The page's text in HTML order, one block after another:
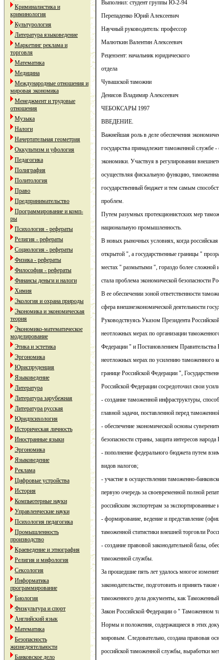
Криминалистика и
криминология
Культурология
Литература языковедение
Маркетинг реклама и
торговля
Математика
Медицина
Международные отношения и
мировая экономика
Менеджмент и трудовые
отношения
Музыка
Налоги
Начертательная геометрия
Оккультизм и уфология
Педагогика
Полиграфия
Политология
Право
Предпринимательство
Программирование и комп-
ры
Психология - рефераты
Религия - рефераты
Социология - рефераты
Физика - рефераты
Философия - рефераты
Финансы деньги и налоги
Химия
Экология и охрана природы
Экономика и экономическая
теория
Экономико-математическое
моделирование
Этика и эстетика
Эргономика
Юриспруденция
Языковедение
Литература
Литература зарубежная
Литература русская
Юридпсихология
Историческая личность
Иностранные языки
Эргономика
Языковедение
Реклама
Цифровые устройства
История
Компьютерные науки
Управленческие науки
Психология педагогика
Промышленность
производство
Краеведение и этнография
Религия и мифология
Сексология
Информатика
программирование
Биология
Физкультура и спорт
Английский язык
Математика
Безопасность
жизнедеятельности
Банковское дело
Выполнил: студент группы Ю-2-94
Перепаденко Юрий Алексеевич
Научный руководитель: профессор
Малюткин Валентин Алексеевич
Рецензент: начальник юридического
отдела
Чувашской таможни
Денисов Владимир Алексеевич
ЧЕБОКСАРЫ 1997
ВВЕДЕНИЕ.
Важнейшая роль в деле обеспечения
государства принадлежит таможенной службе
экономики. Участвуя в регулировании
осуществляя фискальную функцию,
государственный бюджет и тем самым
проблем.
Путем разумных протекционистских мер
национальную промышленность.
В новых рыночных условиях, когда российская
открытой ", а государственные границы "
местах " размытыми ", гораздо более сложной
стала проблема экономической безопасности
В ее обеспечении зоной ответственности
сфера внешнеэкономической деятельности
Руководствуясь Указом Президента
неотложных мерах по организации
Федерации " и Постановлением
неотложных мерах по усилению таможенного
границе Российской Федерации ",
Российской Федерации сосредоточил свои
- создание таможенной инфраструктуры,
главной задачи, поставленной перед
- обеспечение экономической основы
безопасности страны, защита интересов
- пополнение федерального бюджета путем
видов налогов;
- участие в осуществлении таможенно-
первую очередь за своевременной полной
российским экспортерам за экспортированные
- формирование, ведение и представление
таможенной статистики внешней торговли
- создание правовой законодательной базы,
таможенной службы.
За прошедшие пять лет удалось многое
законодательстве, подготовить и принять
таможенного дела документы, как
Закон Российской Федерации о " Таможенном
Нормы и положения, содержащиеся в этих
мировым. Следовательно, создана правовая
российской таможенной службы, выработки